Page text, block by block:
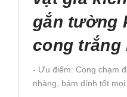
gắn tường
cong trắng
- Ưu điểm: Cong chạm
nhàng, bám dính tốt